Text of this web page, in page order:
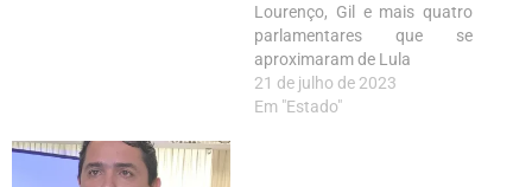
Lourenço, Gil e mais quatro
parlamentares que se
aproximaram de Lula
21 de julho de 2023
Em "Estado"